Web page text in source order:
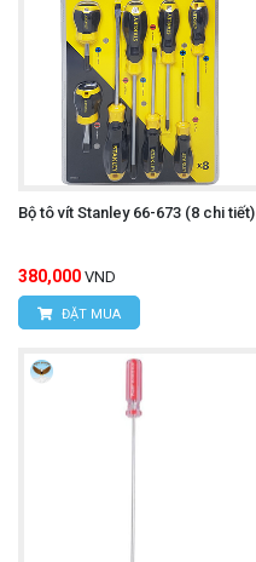
Bộ tô vít Stanley 66-673 (8 chi tiết)
380,000 VND
ĐẶT MUA